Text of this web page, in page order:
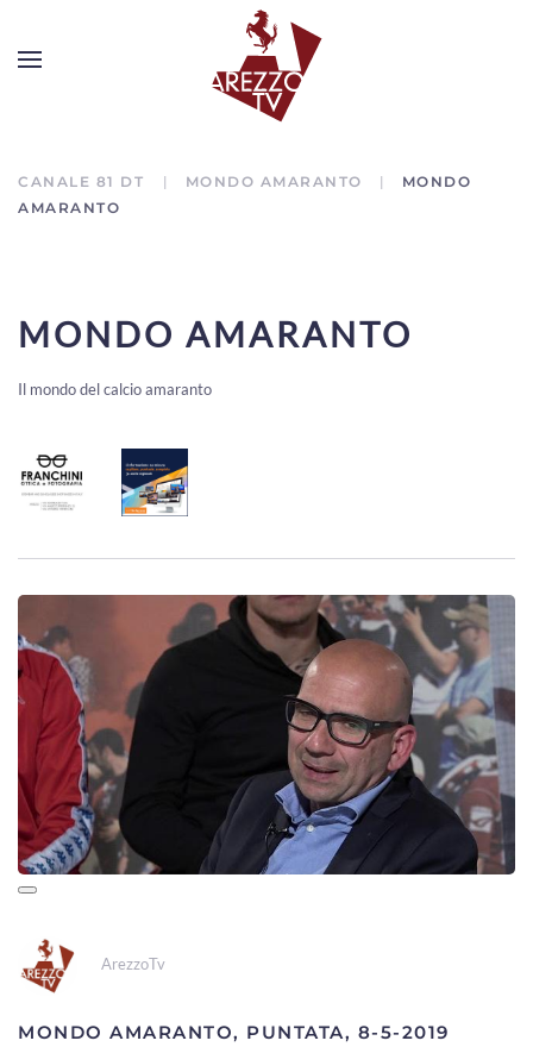
CANALE 81 DT MONDO AMARANTO
MONDO
AMARANTO
MONDO AMARANTO
Il mondo del calcio amaranto
ArezzoTv
MONDO AMARANTO, PUNTATA, 8-5-2019